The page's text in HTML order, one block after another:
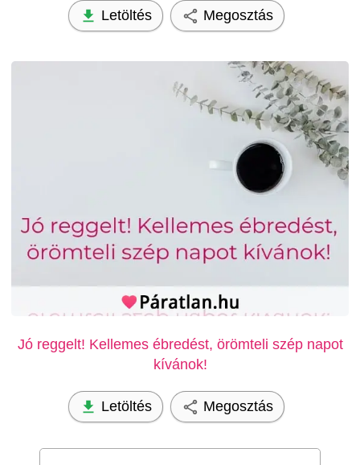
Letöltés Megosztás
Jó reggelt! Kellemes ébredést, örömteli szép napot
kívánok!
Letöltés Megosztás